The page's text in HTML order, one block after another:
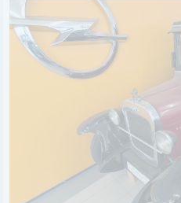
Opel
Land Rover
Renault
Dacia